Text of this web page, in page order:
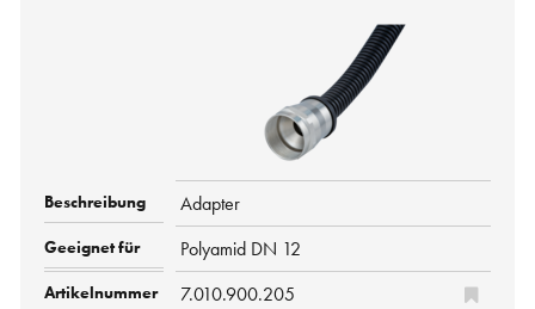
Adapter
Polyamid DN 12
7.010.900.205